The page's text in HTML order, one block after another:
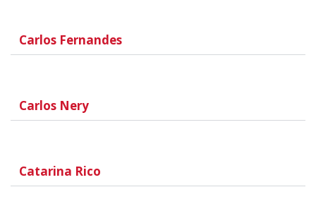
Carlos Fernandes
Carlos Nery
Catarina Rico